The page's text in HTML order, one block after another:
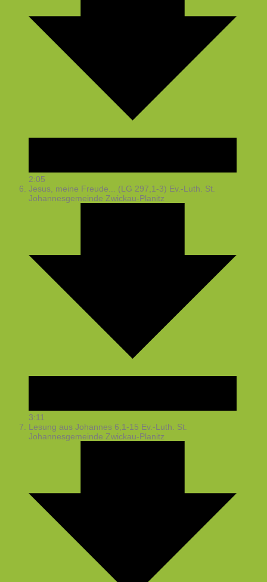
2:05
Jesus, meine Freude... (LG 297,1-3) Ev.-Luth. St.
Johannesgemeinde Zwickau-Planitz
3:11
Lesung aus Johannes 6,1-15 Ev.-Luth. St.
Johannesgemeinde Zwickau-Planitz